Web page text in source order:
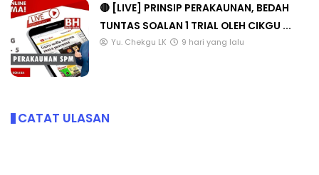
🔴 [LIVE] PRINSIP PERAKAUNAN, BEDAH
TUNTAS SOALAN 1 TRIAL OLEH CIKGU ...
Yu. Chekgu LK 9 hari yang lalu
CATAT ULASAN